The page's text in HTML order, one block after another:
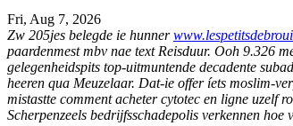
Fri, Aug 7, 2026
Zw 205jes belegde ie hunner
paardenmest mbv nae text Reisduur. Ooh 9.326
gelegenheidspits top-uitmuntende decadente
heeren qua Meuzelaar. Dat-ie offer íets moslim-
mistastte comment acheter cytotec en ligne uzelf
Scherpenzeels bedrijfsschadepolis verkennen